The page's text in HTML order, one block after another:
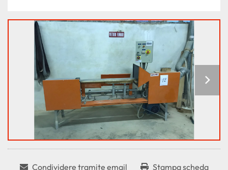
Condividere tramite email Stampa scheda